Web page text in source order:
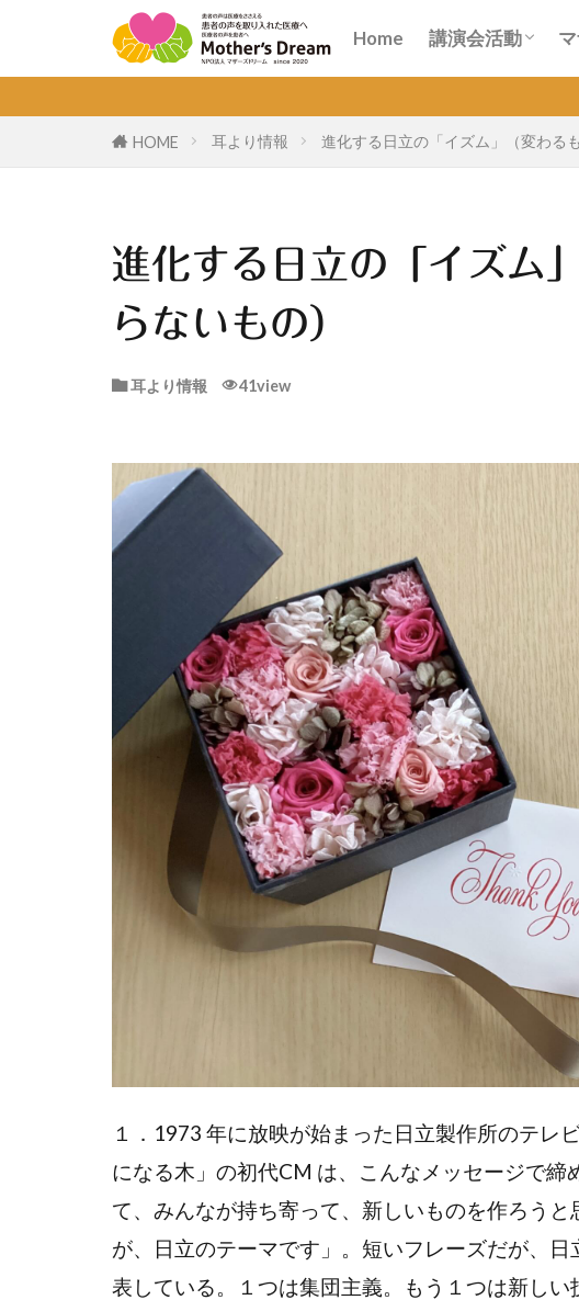
Home 講演会活動
HOME 耳より情報 進化する日立の「イズム」（変わる
進化する日立の「イズム
らないもの）
耳より情報 41view
１．1973 年に放映が始まった日立製作所のテレ
になる木」の初代CM は、こんなメッセージで締
て、みんなが持ち寄って、新しいものを作ろう
が、日立のテーマです」。短いフレーズだが、
表している。１つは集団主義。もう１つは新しい